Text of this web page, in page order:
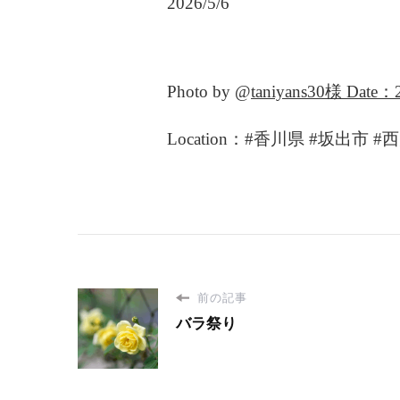
Photo by @taniyans30様 Date：
Location：#香川県 #坂出市 #
前の記事
バラ祭り